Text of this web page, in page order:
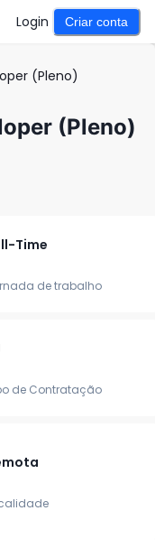
Login Criar conta
(Pleno)
(Pleno)
Time
de trabalho
de Contratação